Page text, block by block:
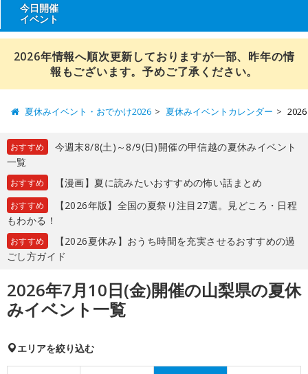
今日開催
イベント
2026年情報へ順次更新しておりますが一部、昨年の情
報もございます。予めご了承ください。
夏休みイベント・おでかけ2026 夏休みイベントカレンダー
おすすめ
今週末8/8(土)～8/9(日)開催の甲信越の夏休みイベント
一覧
おすすめ 【漫画】夏に読みたいおすすめの怖い話まとめ
おすすめ
【2026年版】全国の夏祭り注目27選。見どころ・日程
もわかる！
おすすめ
【2026夏休み】おうち時間を充実させるおすすめの過
ごし方ガイド
2026年7月10日(金)開催の山梨県の夏休
みイベント一覧
エリアを絞り込む